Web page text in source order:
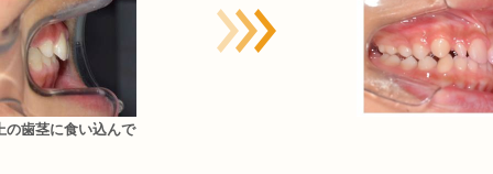
の歯茎に食い込んで